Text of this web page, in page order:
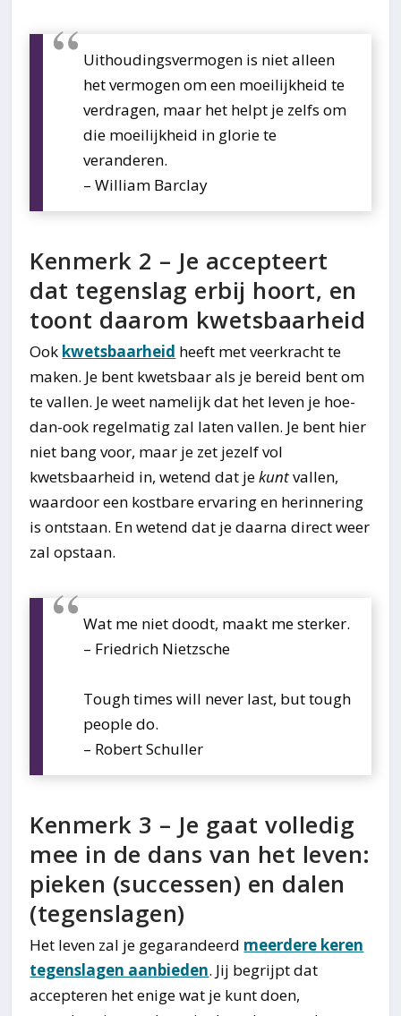
Uithoudingsvermogen is niet alleen
het vermogen om een moeilijkheid te
verdragen, maar het helpt je zelfs om
die moeilijkheid in glorie te
veranderen.
– William Barclay
Kenmerk 2 – Je accepteert
dat tegenslag erbij hoort, en
toont daarom kwetsbaarheid
Ook kwetsbaarheid heeft met veerkracht te
maken. Je bent kwetsbaar als je bereid bent om
te vallen. Je weet namelijk dat het leven je hoe-
dan-ook regelmatig zal laten vallen. Je bent hier
niet bang voor, maar je zet jezelf vol
kwetsbaarheid in, wetend dat jekuntvallen,
waardoor een kostbare ervaring en herinnering
is ontstaan. En wetend dat je daarna direct weer
zal opstaan.
Wat me niet doodt, maakt me sterker.
– Friedrich Nietzsche
Tough times will never last, but tough
people do.
– Robert Schuller
Kenmerk 3 – Je gaat volledig
mee in de dans van het leven:
pieken (successen) en dalen
(tegenslagen)
Het leven zal je gegarandeerd meerdere keren
tegenslagen aanbieden. Jij begrijpt dat
accepteren het enige wat je kunt doen,